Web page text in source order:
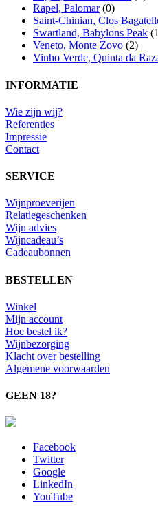
Rapel, Palomar (0)
Saint-Chinian, Clos
Swartland, Babylons Peak
Veneto, Monte Zovo (2)
Vinho Verde, Quinta da
INFORMATIE
Wie zijn wij?
Referenties
Impressie
Contact
SERVICE
Wijnproeverijen
Relatiegeschenken
Wijn advies
Wijncadeau’s
Cadeaubonnen
BESTELLEN
Winkel
Mijn account
Hoe bestel ik?
Wijnbezorging
Klacht over bestelling
Algemene voorwaarden
GEEN 18?
Facebook
Twitter
Google
LinkedIn
YouTube